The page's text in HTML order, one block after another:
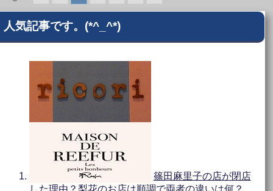
人気記事です。(*^_^*)
篠田麻里子の店が閉店